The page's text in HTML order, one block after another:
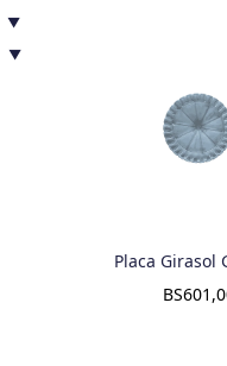
Placa Girasol
BS